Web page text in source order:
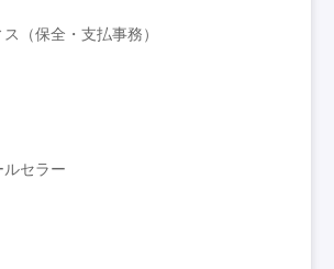
（保全・支払事務）
セラー